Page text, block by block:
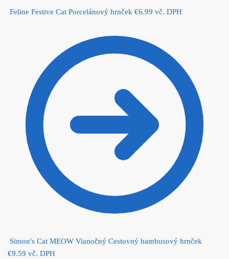
Feline Festive Cat Porcelánový hrnček €6.99 vč. DPH
Simon's Cat MEOW Vianočný Cestovný bambusový hrnček
€9.59 vč. DPH